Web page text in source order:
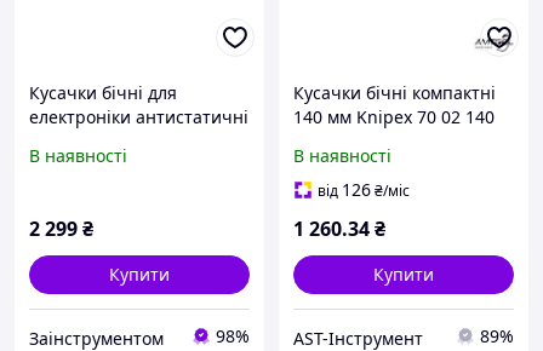
Кусачки бічні для
електроніки антистатичні
вуглецева сталь
В наявності
2 299₴
Купити
Заінструментом 98%
Кусачки бічні компактні
140 мм Knipex 70 02 140
В наявності
від 126₴/міс
1 260.34₴
Купити
AST-Інструмент 89%